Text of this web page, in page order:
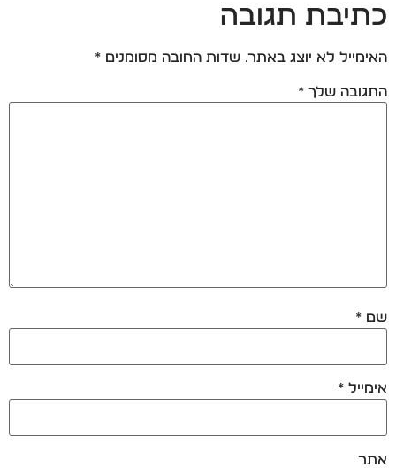
כתיבת תגובה
האימייל לא יוצג באתר. שדות החובה מסומנים *
התגובה שלך *
שם *
אימייל *
אתר